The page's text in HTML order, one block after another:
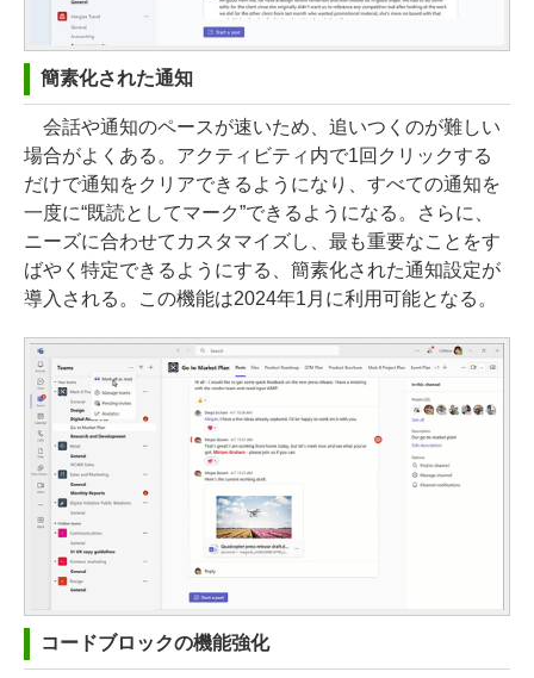
簡素化された通知
会話や通知のペースが速いため、追いつくのが難しい
場合がよくある。アクティビティ内で1回クリックする
だけで通知をクリアできるようになり、すべての通知を
一度に“既読としてマーク”できるようになる。さらに、
ニーズに合わせてカスタマイズし、最も重要なことをす
ばやく特定できるようにする、簡素化された通知設定が
導入される。この機能は2024年1月に利用可能となる。
コードブロックの機能強化